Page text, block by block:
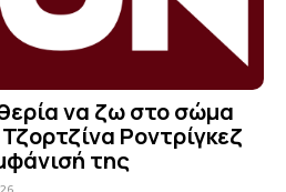
να ζω στο σώμα
Ροντρίγκεζ
της